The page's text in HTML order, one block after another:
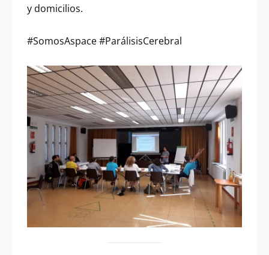
y domicilios.
#SomosAspace #ParálisisCerebral